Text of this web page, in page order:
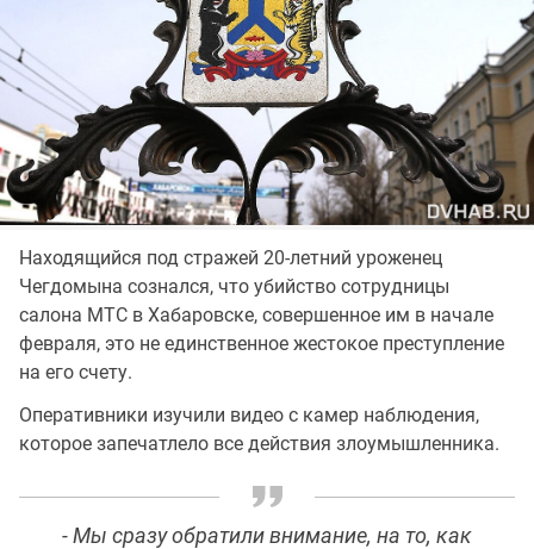
Находящийся под стражей 20-летний уроженец
Чегдомына сознался, что убийство сотрудницы
салона МТС в Хабаровске, совершенное им в начале
февраля, это не единственное жестокое преступление
на его счету.
Оперативники изучили видео с камер наблюдения,
которое запечатлело все действия злоумышленника.
- Мы сразу обратили внимание, на то, как